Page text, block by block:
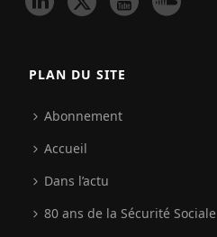
PLAN DU SITE
Abonnement
Accueil
Dans l’actu
80 ans de la Sécurité Sociale